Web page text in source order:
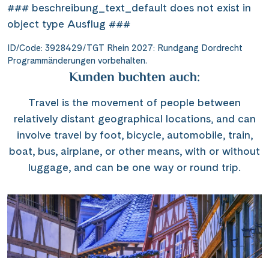
### beschreibung_text_default does not exist in
object type Ausflug ###
ID/Code: 3928429/TGT Rhein 2027: Rundgang Dordrecht
Programmänderungen vorbehalten.
Kunden buchten auch:
Travel is the movement of people between
relatively distant geographical locations, and can
involve travel by foot, bicycle, automobile, train,
boat, bus, airplane, or other means, with or without
luggage, and can be one way or round trip.